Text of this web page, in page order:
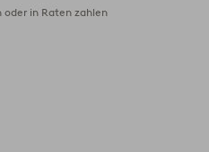
in Raten zahlen